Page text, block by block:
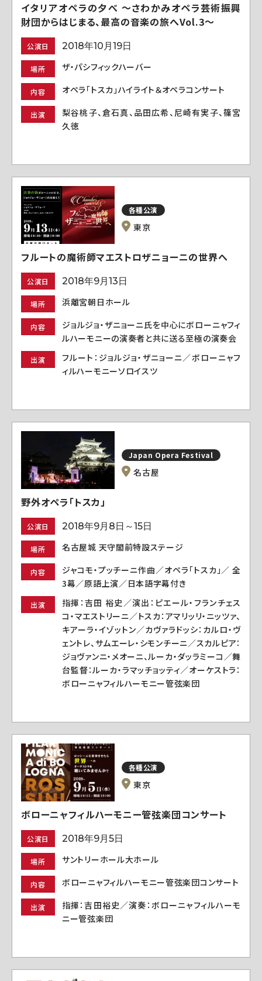
イタリアオペラの夕べ ～さわかみオペラ芸術振興
財団からはじまる、最高の音楽の旅へVol.3～
公演日 2018年10月19日
場所 ザ・パシフィックハーバー
内容 オペラ「トスカ」ハイライト＆オペラコンサート
出演
梨谷桃子、倉石真、品田広希、尼崎有実子、篠宮
久徳
各種公演
東京
フルートの魔術師マエストロザニョーニの世界へ
公演日 2018年9月13日
場所 浜離宮朝日ホール
内容
ジョルジョ・ザニョーニ氏を中心にボローニャフィ
ルハーモニーの演奏者と共に送る至極の演奏会
出演
フルート：ジョルジョ・ザニョーニ／ボローニャフ
ィルハーモニーソロイスツ
Japan Opera Festival
名古屋
野外オペラ「トスカ」
公演日 2018年9月8日～15日
場所 名古屋城 天守閣前特設ステージ
内容
ジャコモ・プッチーニ作曲／オペラ「トスカ」／ 全
3幕／原語上演／日本語字幕付き
出演
指揮：吉田 裕史／演出：ピエール・フランチェス
コ・マエストリーニ／トスカ：アマリッリ・ニッツァ、
キアーラ・イゾットン／カヴァラドッシ：カルロ・ヴ
ェントレ、サムエーレ・シモンチーニ／スカルピア：
ジョヴァンニ・メオーニ、ルーカ・ダッラミーコ／舞
台監督：ルーカ・ラマッチョッティ／オーケストラ：
ボローニャフィルハーモニー管弦楽団
各種公演
東京
ボローニャフィルハーモニー管弦楽団コンサート
公演日 2018年9月5日
場所 サントリーホール大ホール
内容 ボローニャフィルハーモニー管弦楽団コンサート
出演
指揮：吉田裕史／演奏：ボローニャフィルハーモ
ニー管弦楽団